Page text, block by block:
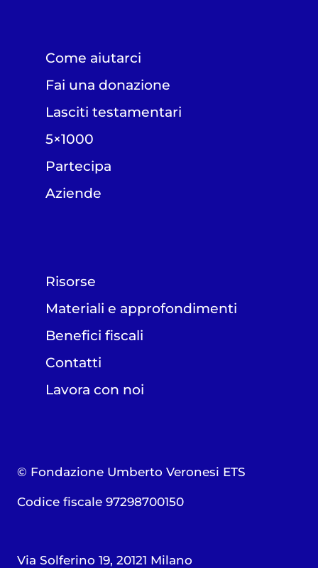
Come aiutarci
Fai una donazione
Lasciti testamentari
5×1000
Partecipa
Aziende
Risorse
Materiali e approfondimenti
Benefici fiscali
Contatti
Lavora con noi
© Fondazione Umberto Veronesi ETS
Codice fiscale 97298700150
Via Solferino 19, 20121 Milano